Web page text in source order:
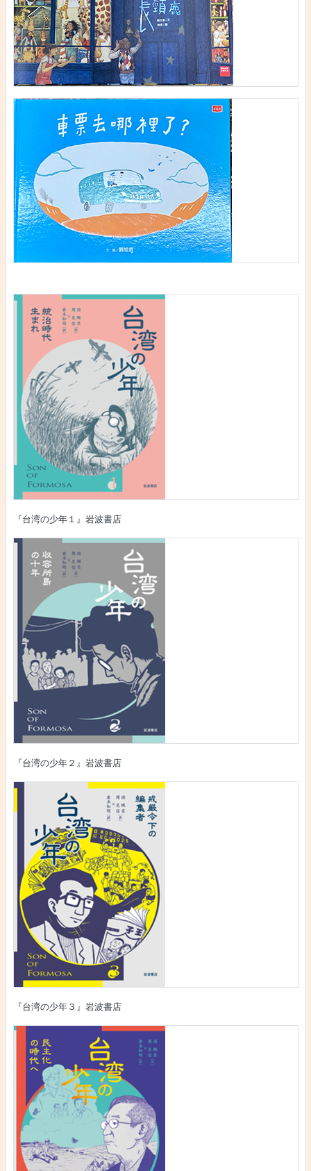
『台湾の少年１』岩波書店
『台湾の少年２』岩波書店
『台湾の少年３』岩波書店